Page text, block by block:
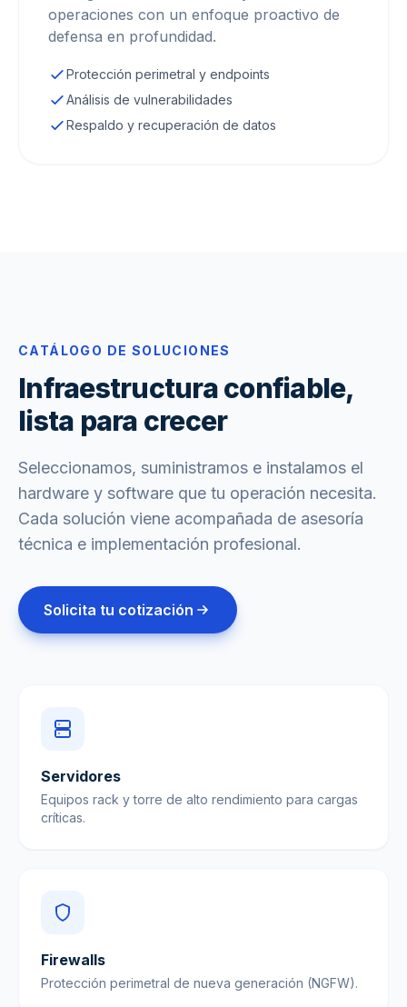
operaciones con un enfoque proactivo de
defensa en profundidad.
Protección perimetral y endpoints
Análisis de vulnerabilidades
Respaldo y recuperación de datos
CATÁLOGO DE SOLUCIONES
Infraestructura confiable,
lista para crecer
Seleccionamos, suministramos e instalamos el
hardware y software que tu operación necesita.
Cada solución viene acompañada de asesoría
técnica e implementación profesional.
Solicita tu cotización
Servidores
Equipos rack y torre de alto rendimiento para cargas
críticas.
Firewalls
Protección perimetral de nueva generación (NGFW).